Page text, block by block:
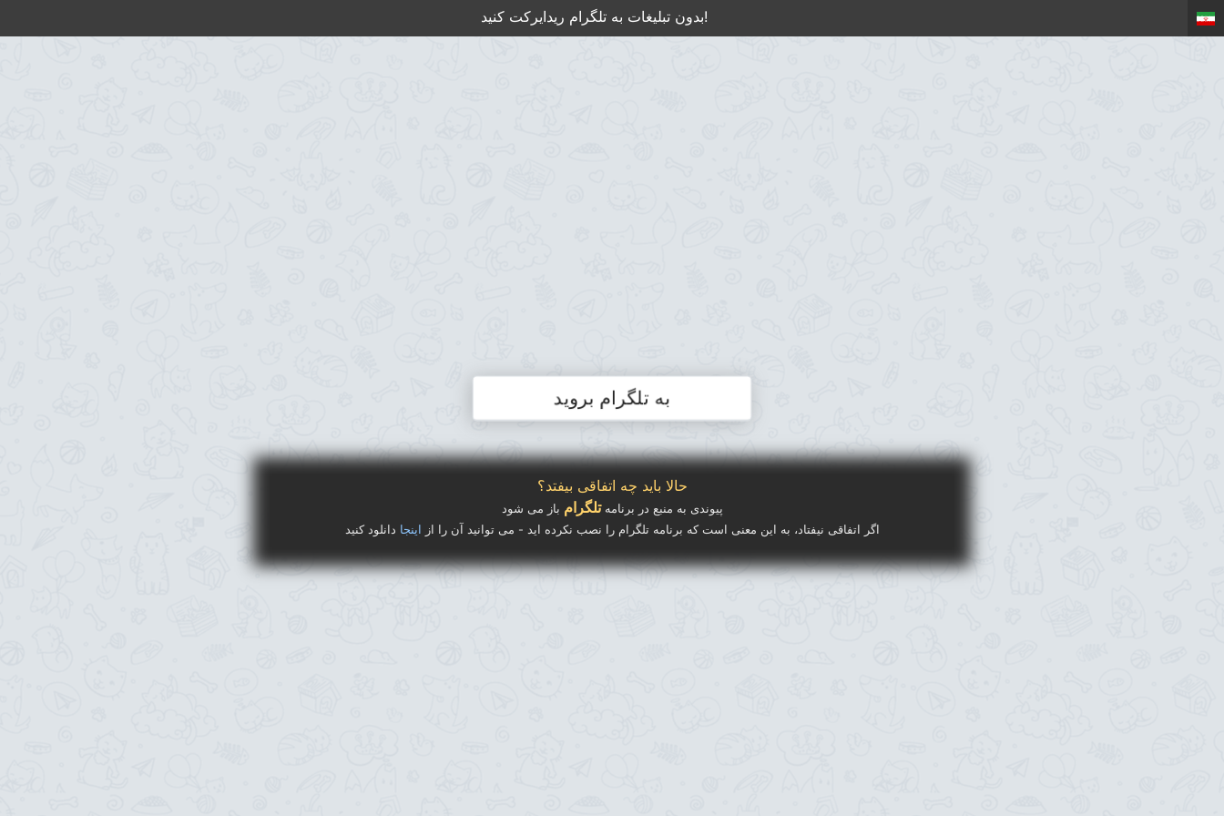
بدون تبلیغات به تلگرام ریدایرکت کنید!
به تلگرام بروید
حالا باید چه اتفاقی بیفتد؟
پیوندی به منبع در برنامهتلگرام باز می شود
اگر اتفاقی نیفتاد، به این معنی است که برنامه تلگرام را نصب نکرده اید - می توانید آن را از
اینجا دانلود کنید